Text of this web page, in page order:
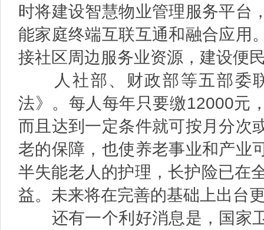
时将建设智慧物业管理服务平台
能家庭终端互联互通和融合应用
接社区周边服务业资源，建设便
人社部、财政部等五部委
法》。每人每年只要缴12000元
而且达到一定条件就可按月分次
老的保障，也使养老事业和产业
半失能老人的护理，长护险已在
益。未来将在完善的基础上出台
还有一个利好消息是，国家